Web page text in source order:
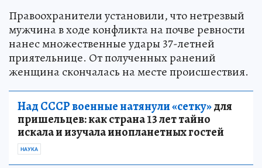
Правоохранители установили, что нетрезвый
мужчина в ходе конфликта на почве ревности
нанес множественные удары 37-летней
приятельнице. От полученных ранений
женщина скончалась на месте происшествия.
Над СССР военные натянули «сетку»для
пришельцев: как страна 13 лет тайно
искала и изучала инопланетных гостей
НАУКА